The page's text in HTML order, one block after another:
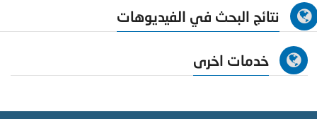
نتائج البحث في الفيديوهات
خدمات اخرى